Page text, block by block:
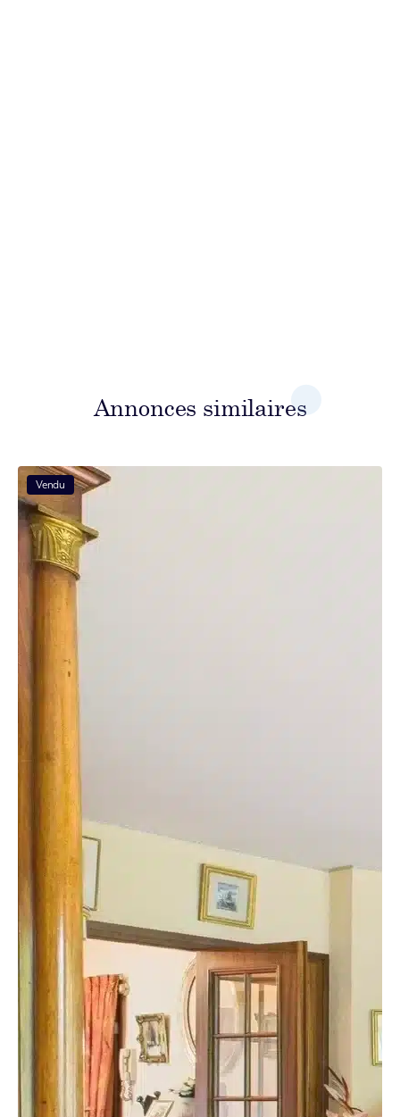
Annonces similaires
Vendu